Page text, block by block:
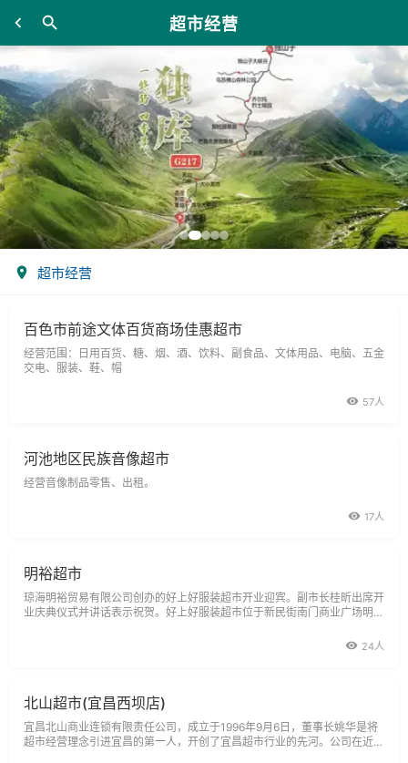
超市经营
超市经营
百色市前途文体百货商场佳惠超市
经营范围：日用百货、糖、烟、酒、饮料、副食品、文体用品、电脑、五金
交电、服装、鞋、帽
57人
河池地区民族音像超市
经营音像制品零售、出租。
17人
明裕超市
琼海明裕贸易有限公司创办的好上好服装超市开业迎宾。副市长桂昕出席开
业庆典仪式并讲话表示祝贺。好上好服装超市位于新民街南门商业广场明裕
的开业不仅成为我市商贸业新的亮点，而且大大方便和满足我市居民的生活
24人
北山超市(宜昌西坝店)
宜昌北山商业连锁有限责任公司，成立于1996年9月6日，董事长姚华是将
超市经营理念引进宜昌的第一人，开创了宜昌超市行业的先河。公司在近十